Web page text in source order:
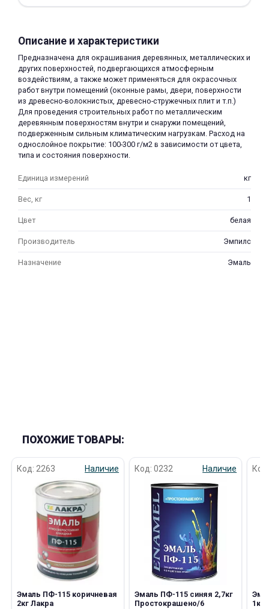
Описание и характеристики
Предназначена для окрашивания деревянных, металлических и
других поверхностей, подвергающихся атмосферным
воздействиям, а также может применяться для окрасочных
работ внутри помещений (оконные рамы, двери, поверхности
из древесно-волокнистых, древесно-стружечных плит и т.п.)
Для проведения строительных работ по металлическим
деревянным поверхностям внутри и снаружи помещений,
подверженным сильным климатическим нагрузкам. Расход на
однослойное покрытие: 100-300 г/м2 в зависимости от цвета,
типа и состояния поверхности.
Единица измерений кг
Вес, кг 1
Цвет белая
Производитель Эмпилс
Назначение Эмаль
ПОХОЖИЕ ТОВАРЫ:
Код: 2263 Наличие
Эмаль ПФ-115 коричневая
2кг Лакра
Код: 0232 Наличие
Эмаль ПФ-115 синяя 2,7кг
Простокрашено/6
1кг
25